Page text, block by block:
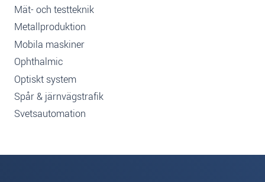
Mät- och testteknik
Metallproduktion
Mobila maskiner
Ophthalmic
Optiskt system
Spår & järnvägstrafik
Svetsautomation